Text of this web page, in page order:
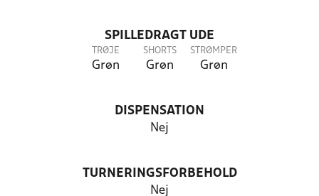
SPILLEDRAGT UDE
TRØJE
Grøn
SHORTS
Grøn
STRØMPER
Grøn
DISPENSATION
Nej
TURNERINGSFORBEHOLD
Nej